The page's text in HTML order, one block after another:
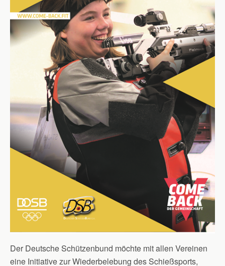
Der Deutsche Schützenbund möchte mit allen Vereinen
eine Initiative zur Wiederbelebung des Schießsports,